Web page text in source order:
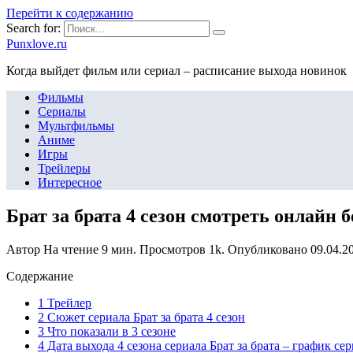
Перейти к содержанию
Search for:
Punxlove.ru
Когда выйдет фильм или сериал – расписание выхода новинок
Фильмы
Сериалы
Мультфильмы
Аниме
Игры
Трейлеры
Интересное
Брат за брата 4 сезон смотреть онлайн
Автор На чтение 9 мин. Просмотров 1k. Опубликовано
Содержание
1 Трейлер
2 Сюжет сериала Брат за брата 4 сезон
3 Что показали в 3 сезоне
4 Дата выхода 4 сезона сериала Брат за брата – график